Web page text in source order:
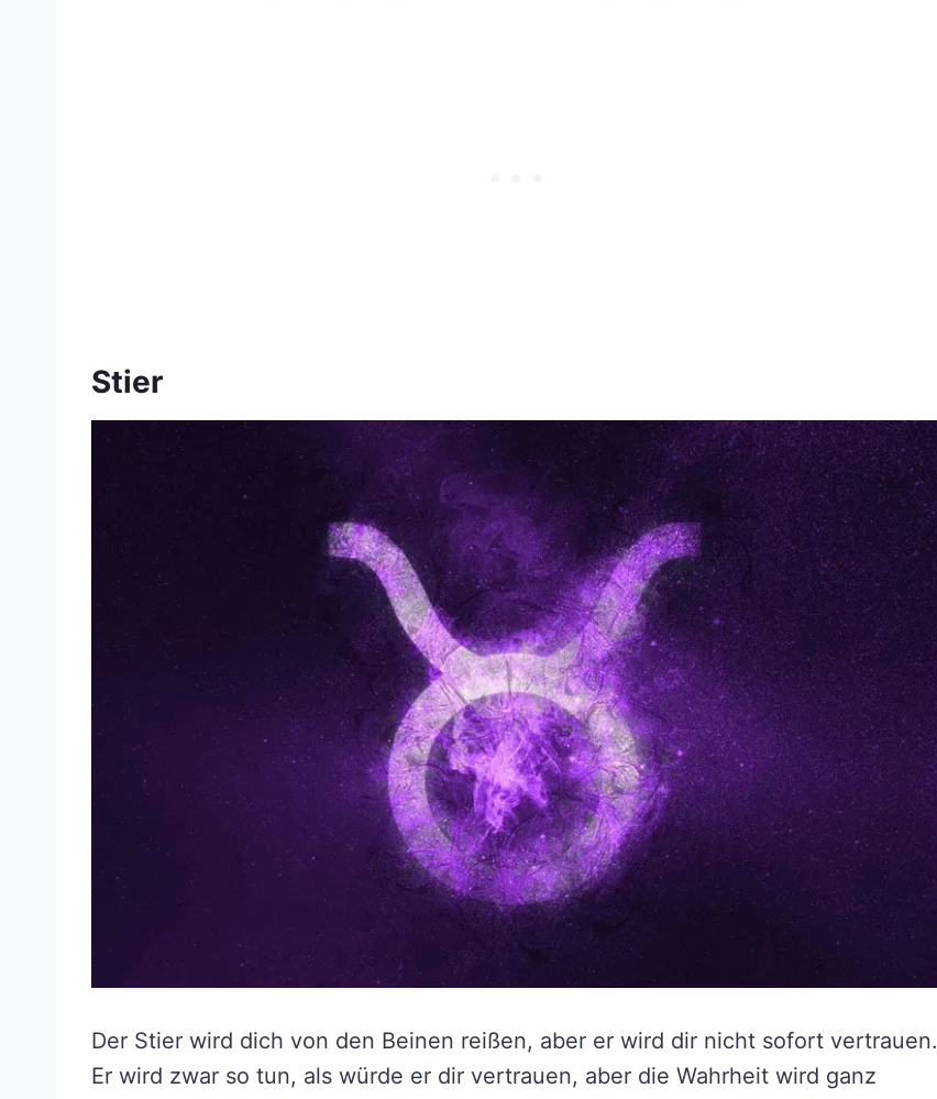
Stier
Der Stier wird dich von den Beinen reißen, aber er wird dir nicht sofort vertrauen.
Er wird zwar so tun, als würde er dir vertrauen, aber die Wahrheit wird ganz